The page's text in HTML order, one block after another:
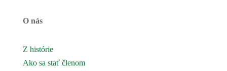
O nás
Z histórie
Ako sa stať členom